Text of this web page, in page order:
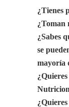
¿Tienes
¿Toman
¿Sabes
se
mayoría